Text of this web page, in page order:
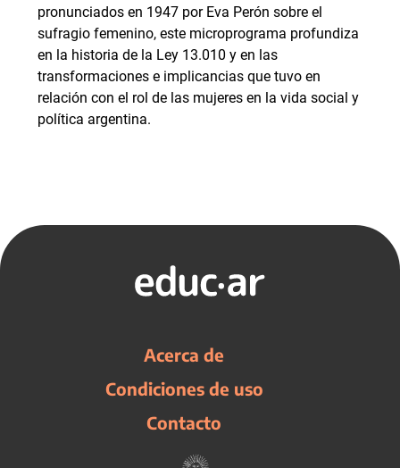
pronunciados en 1947 por Eva Perón sobre el
sufragio femenino, este microprograma profundiza
en la historia de la Ley 13.010 y en las
transformaciones e implicancias que tuvo en
relación con el rol de las mujeres en la vida social y
política argentina.
Acerca de
Condiciones de uso
Contacto